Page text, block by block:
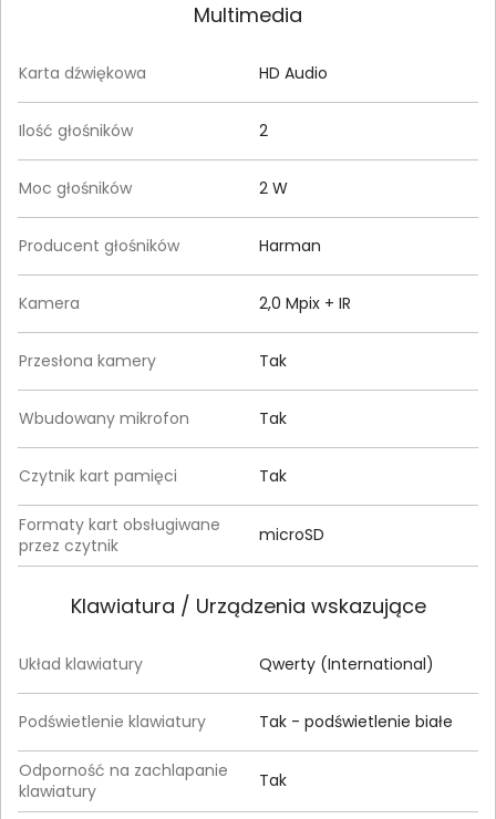
Multimedia
Karta dźwiękowa HD Audio
Ilość głośników 2
Moc głośników 2 W
Producent głośników Harman
Kamera 2,0 Mpix + IR
Przesłona kamery Tak
Wbudowany mikrofon Tak
Czytnik kart pamięci Tak
Formaty kart obsługiwane
przez czytnik
microSD
Klawiatura / Urządzenia wskazujące
Układ klawiatury Qwerty (International)
Podświetlenie klawiatury Tak - podświetlenie białe
Odporność na zachlapanie
klawiatury
Tak